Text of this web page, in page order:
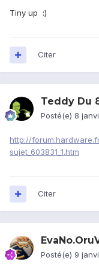
Tiny up :)
Citer
Teddy Du
Posté(e) 8
http://
sujet_603831_1.htm
Citer
Posté(e) 9